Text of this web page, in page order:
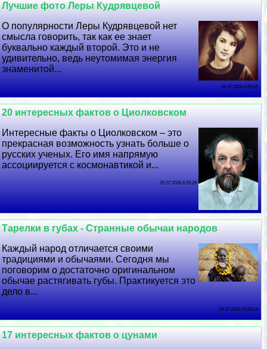
Лучшие фото Леры Кудрявцевой
О популярности Леры Кудрявцевой нет
смысла говорить, так как ее знает
буквально каждый второй. Это и не
удивительно, ведь неутомимая энергия
знаменитой...
26 07 2026 0:50:15
20 интересных фактов о Циолковском
Интересные факты о Циолковском – это
прекрасная возможность узнать больше о
русских ученых. Его имя напрямую
ассоциируется с космонавтикой и...
25 07 2026 6:55:29
Тарелки в губах - Странные обычаи народов
Каждый народ отличается своими
традициями и обычаями. Сегодня мы
поговорим о достаточно оригинальном
обычае растягивать губы. Пpaктикуется это
дело в...
24 07 2026 19:24:14
17 интересных фактов о цунами